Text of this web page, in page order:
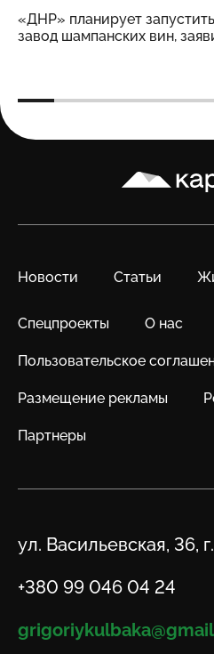
«ДНР» планирует
завод шампанских вин,
Карачун
Новости Статьи
Спецпроекты О нас
Пользовательское
Размещение рекламы
Партнеры
Адрес
ул. Васильевская, 36,
Телефон
+380 99 046 04 24
Email